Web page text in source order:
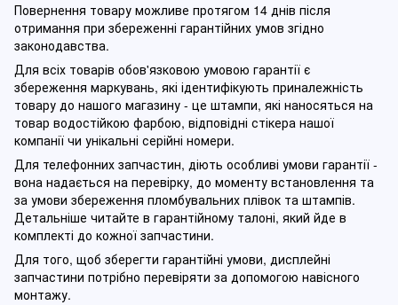
Повернення товару можливе протягом 14 днів після
отримання при збереженні гарантійних умов згідно
законодавства.
Для всіх товарів обов'язковою умовою гарантії є
збереження маркувань, які ідентифікують приналежність
товару до нашого магазину - це штампи, які наносяться на
товар водостійкою фарбою, відповідні стікера нашої
компанії чи унікальні серійні номери.
Для телефонних запчастин, діють особливі умови гарантії -
вона надається на перевірку, до моменту встановлення та
за умови збереження пломбувальних плівок та штампів.
Детальніше читайте в гарантійному талоні, який йде в
комплекті до кожної запчастини.
Для того, щоб зберегти гарантійні умови, дисплейні
запчастини потрібно перевіряти за допомогою навісного
монтажу.